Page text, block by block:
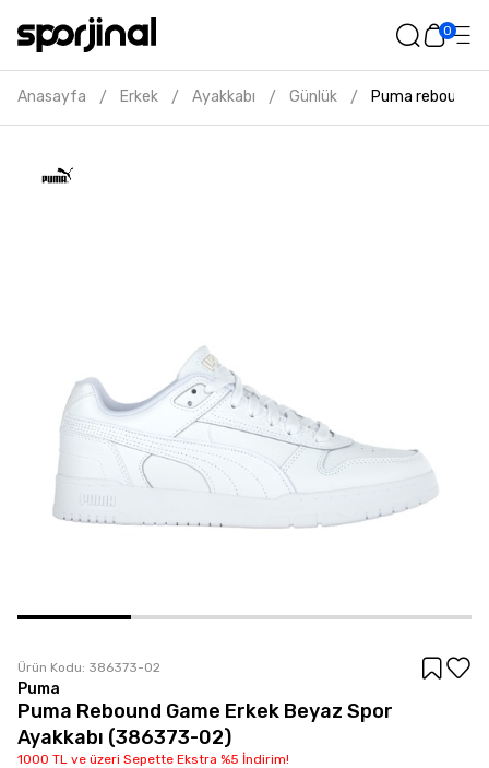
0
Anasayfa / Erkek / Ayakkabı / Günlük / Puma rebound
Ürün Kodu: 386373-02
Puma
Puma Rebound Game Erkek Beyaz Spor
Ayakkabı (386373-02)
1000 TL ve üzeri Sepette Ekstra %5 İndirim!